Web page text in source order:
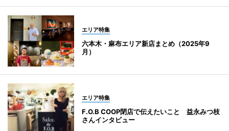
エリア特集
六本木・麻布エリア新店まとめ（2025年9
月）
エリア特集
F.O.B COOP閉店で伝えたいこと 益永みつ枝
さんインタビュー